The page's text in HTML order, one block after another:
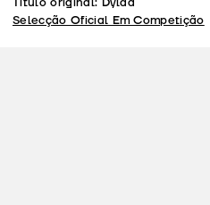
Selecção Oficial Em Competição